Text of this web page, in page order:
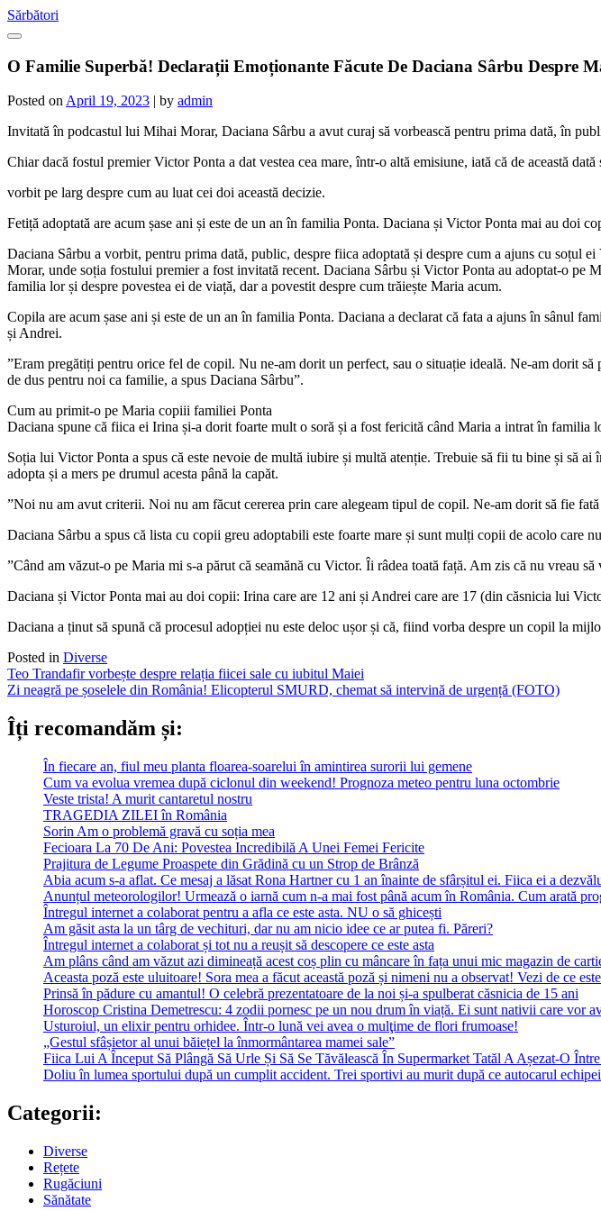
Skip
to
Sărbători
O Familie Superbă! Declarații Emoționante Făcute De Daciana Sârbu Despre
Posted onApril 19, 2023 | by admin
Invitată în podcastul lui Mihai Morar, Daciana Sârbu a avut curaj să vorbească pentru prima dată, în
Chiar dacă fostul premier Victor Ponta a dat vestea cea mare, într-o altă emisiune, iată că de această dată
vorbit pe larg despre cum au luat cei doi această decizie.
Fetiță adoptată are acum șase ani și este de un an în familia Ponta. Daciana și Victor Ponta mai au doi
Daciana Sârbu a vorbit, pentru prima dată, public, despre fiica adoptată și despre cum a ajuns cu
Morar, unde soția fostului premier a fost invitată recent. Daciana Sârbu și Victor Ponta au adoptat-o pe
familia lor și despre povestea ei de viață, dar a povestit despre cum trăiește Maria acum.
Copila are acum șase ani și este de un an în familia Ponta. Daciana a declarat că fata a ajuns în sânul
și Andrei.
”Eram pregătiți pentru orice fel de copil. Nu ne-am dorit un perfect, sau o situație ideală. Ne-am dorit
de dus pentru noi ca familie, a spus Daciana Sârbu”.
Cum au primit-o pe Maria copiii familiei Ponta
Daciana spune că fiica ei Irina și-a dorit foarte mult o soră și a fost fericită când Maria a intrat în
Soția lui Victor Ponta a spus că este nevoie de multă iubire și multă atenție. Trebuie să fii tu bine și să
adopta și a mers pe drumul acesta până la capăt.
”Noi nu am avut criterii. Noi nu am făcut cererea prin care alegeam tipul de copil. Ne-am dorit să fie
Daciana Sârbu a spus că lista cu copii greu adoptabili este foarte mare și sunt mulți copii de acolo care
”Când am văzut-o pe Maria mi s-a părut că seamănă cu Victor. Îi râdea toată față. Am zis că nu vreau
Daciana și Victor Ponta mai au doi copii: Irina care are 12 ani și Andrei care are 17 (din căsnicia lui
Daciana a ținut să spună că procesul adopției nu este deloc ușor și că, fiind vorba despre un copil la
Posted in Diverse
Post
navigation
Teo Trandafir vorbește despre relația fiicei sale cu iubitul Maiei
Zi neagră pe șoselele din România! Elicopterul SMURD, chemat să intervină de urgență (FOTO)
Îți recomandăm și:
În fiecare an, fiul meu planta floarea-soarelui în amintirea surorii lui gemene
Cum va evolua vremea după ciclonul din weekend! Prognoza meteo pentru luna octombrie
Veste trista! A murit cantaretul nostru
TRAGEDIA ZILEI în România
Sorin Am o problemă gravă cu soția mea
Fecioara La 70 De Ani: Povestea Incredibilă A Unei Femei Fericite
Prajitura de Legume Proaspete din Grădină cu un Strop de Brânză
Abia acum s-a aflat. Ce mesaj a lăsat Rona Hartner cu 1 an înainte de sfârșitul ei. Fiica ei a
Anunțul meteorologilor! Urmează o iarnă cum n-a mai fost până acum în România. Cum arată
Întregul internet a colaborat pentru a afla ce este asta. NU o să ghicești
Am găsit asta la un târg de vechituri, dar nu am nicio idee ce ar putea fi. Păreri?
Întregul internet a colaborat și tot nu a reușit să descopere ce este asta
Am plâns când am văzut azi dimineață acest coș plin cu mâncare în fața unui mic magazin de
Aceasta poză este uluitoare! Sora mea a făcut această poză și nimeni nu a observat! Vezi de ce
Prinsă în pădure cu amantul! O celebră prezentatoare de la noi și-a spulberat căsnicia de 15 ani
Horoscop Cristina Demetrescu: 4 zodii pornesc pe un nou drum în viață. Ei sunt nativii care vor
Usturoiul, un elixir pentru orhidee. Într-o lună vei avea o mulţime de flori frumoase!
„Gestul sfâșietor al unui băiețel la înmormântarea mamei sale”
Fiica Lui A Început Să Plângă Să Urle Și Să Se Tăvălească În Supermarket Tatăl A Așezat-O
Doliu în lumea sportului după un cumplit accident. Trei sportivi au murit după ce autocarul echipei
Categorii:
Diverse
Rețete
Rugăciuni
Sănătate